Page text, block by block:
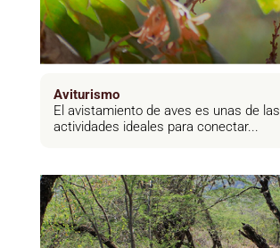
Aviturismo
El avistamiento de aves es unas de las
actividades ideales para conectar...